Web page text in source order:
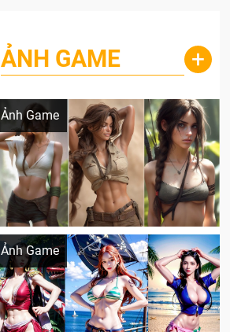
ẢNH GAME +
Ảnh Game
Lala Croft vừa nóng vừa xinh dưới nét vẽ
Ảnh Game
Khi AI Cosplay gái đẹp One Piece